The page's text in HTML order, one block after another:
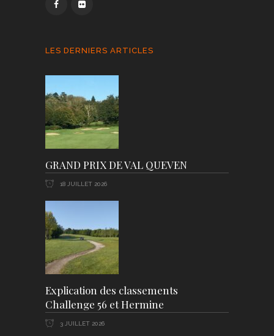
LES DERNIERS ARTICLES
GRAND PRIX DE VAL QUEVEN
18 JUILLET 2026
Explication des classements
Challenge 56 et Hermine
3 JUILLET 2026